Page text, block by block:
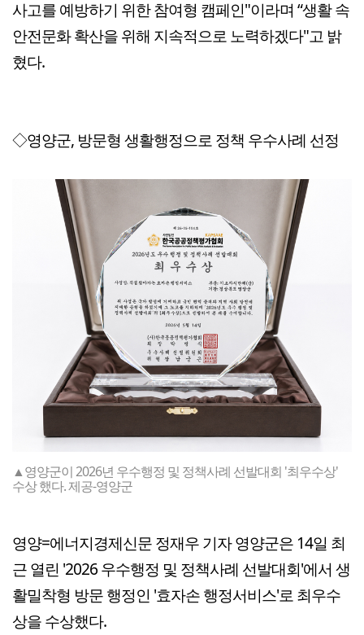
사고를 예방하기 위한 참여형 캠페인"이라며 “생활 속
안전문화 확산을 위해 지속적으로 노력하겠다"고 밝
혔다.
◇영양군, 방문형 생활행정으로 정책 우수사례 선정
▲영양군이 2026년 우수행정 및 정책사례 선발대회 '최우수상'
수상 했다. 제공-영양군
영양=에너지경제신문 정재우 기자 영양군은 14일 최
근 열린 '2026 우수행정 및 정책사례 선발대회'에서 생
활밀착형 방문 행정인 '효자손 행정서비스'로 최우수
상을 수상했다.